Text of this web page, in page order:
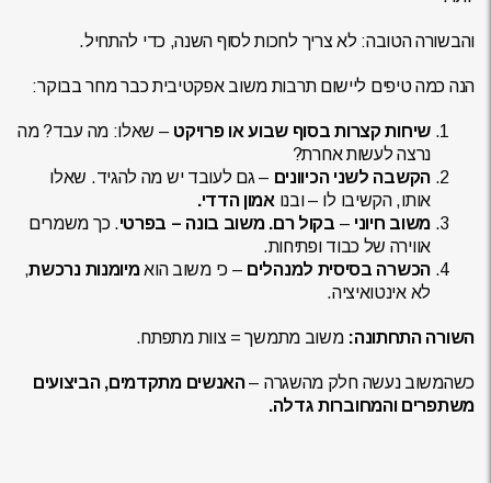
והבשורה הטובה: לא צריך לחכות לסוף השנה, כדי להתחיל.
הנה כמה טיפים ליישום תרבות משוב אפקטיבית כבר מחר בבוקר:
שיחות קצרות בסוף שבוע או פרויקט – שאלו: מה עבד? מה
נרצה לעשות אחרת?
הקשבה לשני הכיוונים – גם לעובד יש מה להגיד. שאלו
אותו, הקשיבו לו – ובנו אמון הדדי.
משוב חיוני – בקול רם. משוב בונה – בפרטי. כך משמרים
אווירה של כבוד ופתיחות.
הכשרה בסיסית למנהלים – כי משוב הואמיומנות נרכשת,
לא אינטואיציה.
השורה התחתונה: משוב מתמשך = צוות מתפתח.
כשהמשוב נעשה חלק מהשגרה –האנשים מתקדמים, הביצועים
משתפרים והמחוברות גדלה.